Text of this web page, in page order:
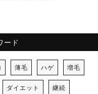
ード
薄毛 ハゲ 増毛
ダイエット 継続